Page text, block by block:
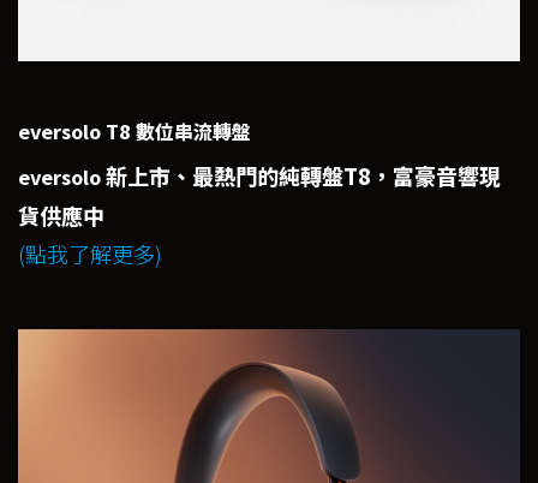
eversolo T8 數位串流轉盤
eversolo新上市、最熱門的純轉盤T8，富豪音響現
貨供應中
(點我了解更多)